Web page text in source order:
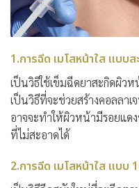
1.การฉีด เมโสหน้าใส แบบส
เป็นวิธีใช้เข็มฉีดยาสะกิดผิว
เป็นวิธีที่จะช่วยสร้างคอลลาเ
อาจจะทำให้ผิวหน้ามีรอยแด
ที่ไม่สะอาดได้
2.การฉีด เมโสหน้าใส แบบ